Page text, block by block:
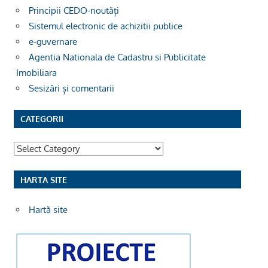
Principii CEDO-noutăți
Sistemul electronic de achizitii publice
e-guvernare
Agentia Nationala de Cadastru si Publicitate
Imobiliara
Sesizări și comentarii
CATEGORII
Categorii
HARTA SITE
Hartă site